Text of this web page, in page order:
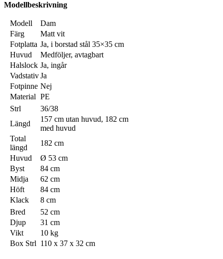
Modellbeskrivning
Modell
Dam
Färg
Matt vit
Fotplatta Ja, i borstad stål 35×35 cm
Huvud
Medföljer, avtagbart
Halslock Ja, ingår
VadstativJa
Fotpinne Nej
Material PE
Strl
36/38
Längd
157 cm utan huvud, 182 cm
med huvud
Total
längd
182 cm
Huvud
Ø 53 cm
Byst
84 cm
Midja
62 cm
Höft
84 cm
Klack
8 cm
Bred
52 cm
Djup
31 cm
Vikt
10 kg
Box Strl 110 x 37 x 32 cm